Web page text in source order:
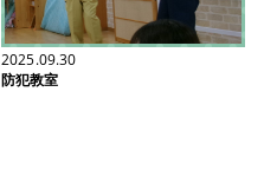
2025.09.30
防犯教室